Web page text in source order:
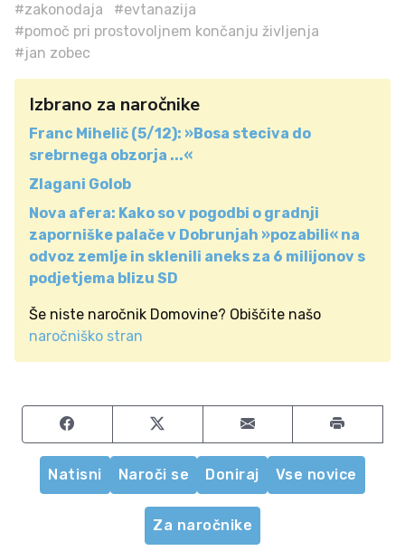
#zakonodaja
#evtanazija
#pomoč pri prostovoljnem končanju življenja
#jan zobec
Izbrano za naročnike
Franc Mihelič (5/12): »Bosa steciva do
srebrnega obzorja ...«
Zlagani Golob
Nova afera: Kako so v pogodbi o gradnji
zaporniške palače v Dobrunjah »pozabili« na
odvoz zemlje in sklenili aneks za 6 milijonov s
podjetjema blizu SD
Še niste naročnik Domovine? Obiščite našo
naročniško stran
Share on FacebookShare on TwitterShare by email
Natisni Naroči se Doniraj Vse novice
Za naročnike